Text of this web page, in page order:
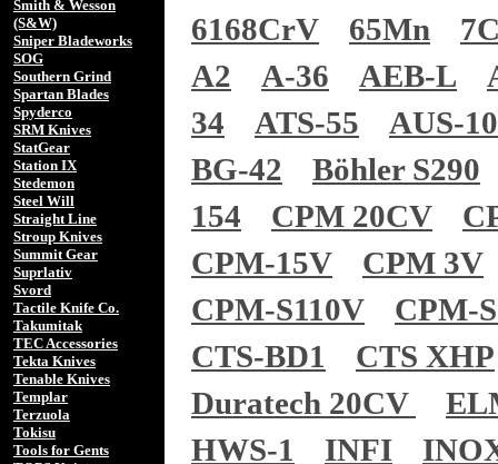
Smith & Wesson
(S&W)
Sniper Bladeworks
SOG
Southern Grind
Spartan Blades
Spyderco
SRM Knives
StatGear
Station IX
Stedemon
Steel Will
Straight Line
Stroup Knives
Summit Gear
Suprlativ
Svord
Tactile Knife Co.
Takumitak
TEC Accessories
Tekta Knives
Tenable Knives
Templar
Terzuola
Tokisu
Tools for Gents
6168CrV
65Mn
A2
A-36 AEB-L
34
ATS-55
AUS-
BG-42
Böhler S290
154
CPM 20CV
CPM-15V
CPM 3V
CPM-S110V
CPM-
CTS-BD1
CTS XHP
Duratech 20CV
HWS-1
INFI